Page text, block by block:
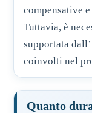
compensative
Tuttavia, è
supportata dall’
coinvolti nel
Quanto